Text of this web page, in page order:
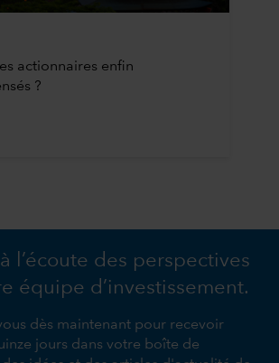
actionnaires enfin
?
l’écoute des perspectives
équipe d’investissement.
dès maintenant pour recevoir
jours dans votre boîte de